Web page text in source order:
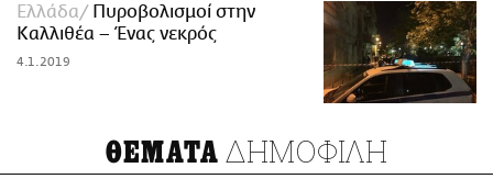
Ελλάδα
Πυροβολισμοί στην
Καλλιθέα – Ένας νεκρός
4.1.2019
ΘΕΜΑΤΑ ΔΗΜΟΦΙΛΗ